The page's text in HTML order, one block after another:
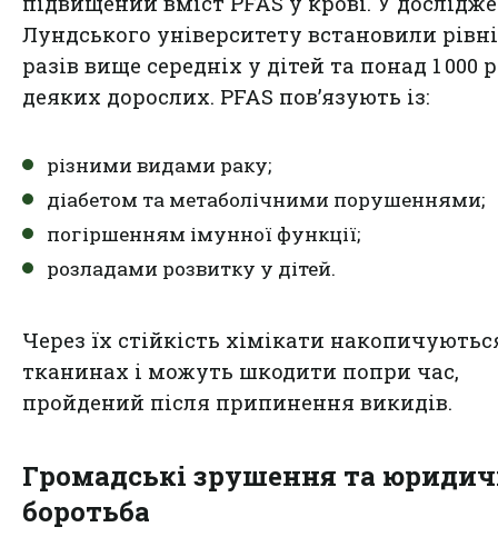
Лундського університету встановили
разів вище середніх у дітей та понад 1 000
деяких дорослих. PFAS пов’язують із:
різними видами раку;
діабетом та метаболічними порушеннями;
погіршенням імунної функції;
розладами розвитку у дітей.
Через їх стійкість хімікати
тканинах і можуть шкодити попри час,
пройдений після припинення викидів.
Громадські зрушення та
боротьба